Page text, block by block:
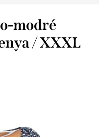
modré
/ XXXL